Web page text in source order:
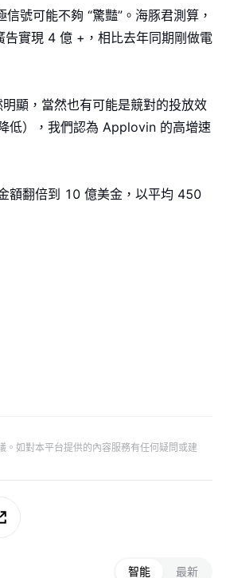
號可能不夠 “驚豔”。海豚君測算，
實現 4 億 +，相比去年同期剛做電
顯，當然也有可能是競對的投放效
低），我們認為 Applovin 的高增速
額翻倍到 10 億美金，以平均 450
如對本平台提供的內容服務有任何疑問或建
智能 最新